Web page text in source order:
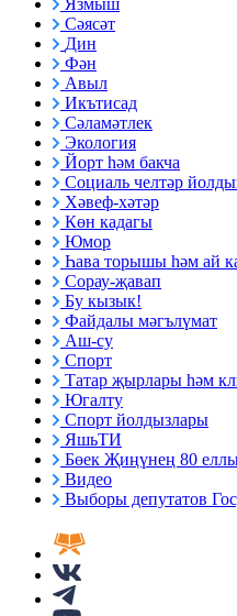
Язмыш
Сәясәт
Дин
Фән
Авыл
Икътисад
Сәламәтлек
Экология
Йорт һәм бакча
Социаль челтәр
Хәвеф-хәтәр
Көн кадагы
Юмор
Һава торышы һәм ай
Сорау-җавап
Бу кызык!
Файдалы мәгълүмат
Аш-су
Спорт
Татар җырлары һәм
Югалту
Спорт йолдызлары
ЯшьТИ
Бөек Җиңүнең 80
Видео
Выборы депутатов